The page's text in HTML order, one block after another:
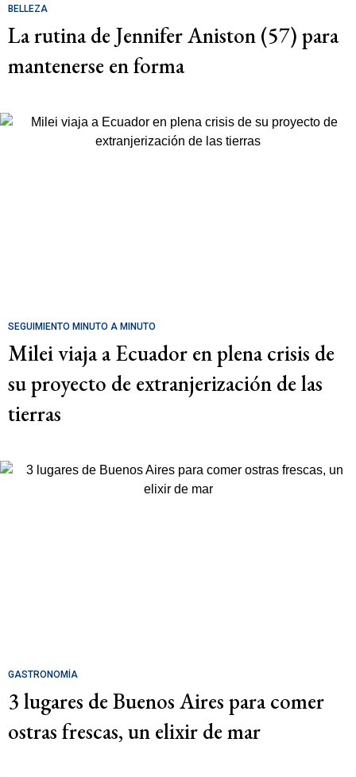
BELLEZA
La rutina de Jennifer Aniston (57) para
mantenerse en forma
SEGUIMIENTO MINUTO A MINUTO
Milei viaja a Ecuador en plena crisis de
su proyecto de extranjerización de las
tierras
GASTRONOMÍA
3 lugares de Buenos Aires para comer
ostras frescas, un elixir de mar